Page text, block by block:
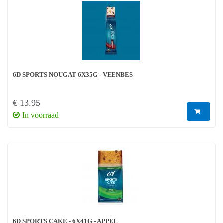
6D SPORTS NOUGAT 6X35G - VEENBES
€ 13.95
In voorraad
6D SPORTS CAKE - 6X41G - APPEL